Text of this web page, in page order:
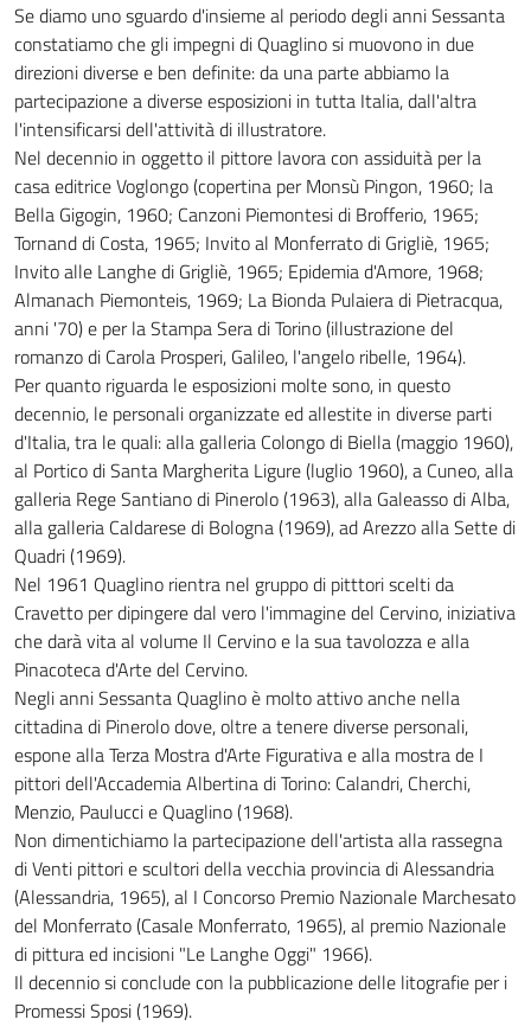
Se diamo uno sguardo d'insieme al periodo degli anni Sessanta
constatiamo che gli impegni di Quaglino si muovono in due
direzioni diverse e ben definite: da una parte abbiamo la
partecipazione a diverse esposizioni in tutta Italia, dall'altra
l'intensificarsi dell'attività di illustratore.
Nel decennio in oggetto il pittore lavora con assiduità per la
casa editrice Voglongo (copertina per Monsù Pingon, 1960; la
Bella Gigogin, 1960; Canzoni Piemontesi di Brofferio, 1965;
Tornand di Costa, 1965; Invito al Monferrato di Grigliè, 1965;
Invito alle Langhe di Grigliè, 1965; Epidemia d'Amore, 1968;
Almanach Piemonteis, 1969; La Bionda Pulaiera di Pietracqua,
anni '70) e per la Stampa Sera di Torino (illustrazione del
romanzo di Carola Prosperi, Galileo, l'angelo ribelle, 1964).
Per quanto riguarda le esposizioni molte sono, in questo
decennio, le personali organizzate ed allestite in diverse parti
d'Italia, tra le quali: alla galleria Colongo di Biella (maggio 1960),
al Portico di Santa Margherita Ligure (luglio 1960), a Cuneo, alla
galleria Rege Santiano di Pinerolo (1963), alla Galeasso di Alba,
alla galleria Caldarese di Bologna (1969), ad Arezzo alla Sette di
Quadri (1969).
Nel 1961 Quaglino rientra nel gruppo di pitttori scelti da
Cravetto per dipingere dal vero l'immagine del Cervino, iniziativa
che darà vita al volume Il Cervino e la sua tavolozza e alla
Pinacoteca d'Arte del Cervino.
Negli anni Sessanta Quaglino è molto attivo anche nella
cittadina di Pinerolo dove, oltre a tenere diverse personali,
espone alla Terza Mostra d'Arte Figurativa e alla mostra de I
pittori dell'Accademia Albertina di Torino: Calandri, Cherchi,
Menzio, Paulucci e Quaglino (1968).
Non dimentichiamo la partecipazione dell'artista alla rassegna
di Venti pittori e scultori della vecchia provincia di Alessandria
(Alessandria, 1965), al I Concorso Premio Nazionale Marchesato
del Monferrato (Casale Monferrato, 1965), al premio Nazionale
di pittura ed incisioni "Le Langhe Oggi" 1966).
Il decennio si conclude con la pubblicazione delle litografie per i
Promessi Sposi (1969).